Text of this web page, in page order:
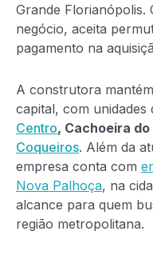
Grande Florianópolis.
negócio, aceita
pagamento na
A construtora
capital, com
Centro, Cachoeira
Coqueiros. Além da
empresa conta com
Nova Palhoça, na
alcance para quem
região metropolitana.